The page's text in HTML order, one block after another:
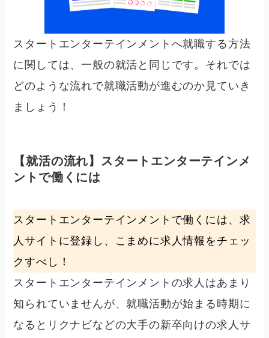
スタートエンターテインメントへ就職する方法
に関しては、一般の就活と同じです。それでは
どのような流れで就職活動が進むのか見ていき
ましょう！
【就活の流れ】スタートエンターテインメ
ントで働くには
スタートエンターテインメントで働くには、求
人サイトに登録し、こまめに求人情報をチェッ
クすべし！
スタートエンターテインメントの求人はあまり
知られていませんが、就職活動が始まる時期に
なると リクナビなどの大手の新卒向けの求人サ